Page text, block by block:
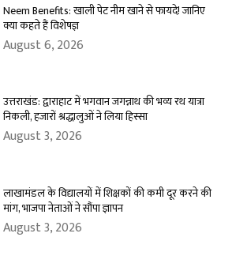
Neem Benefits: खाली पेट नीम खाने से फायदे! जानिए
क्या कहते हैं विशेषज्ञ
August 6, 2026
उत्तराखंड: द्वाराहाट में भगवान जगन्नाथ की भव्य रथ यात्रा
निकली, हजारों श्रद्धालुओं ने लिया हिस्सा
August 3, 2026
लाखामंडल के विद्यालयों में शिक्षकों की कमी दूर करने की
मांग, भाजपा नेताओं ने सौंपा ज्ञापन
August 3, 2026